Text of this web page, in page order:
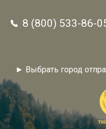
► Выбрать город
8 (800) 533-86-